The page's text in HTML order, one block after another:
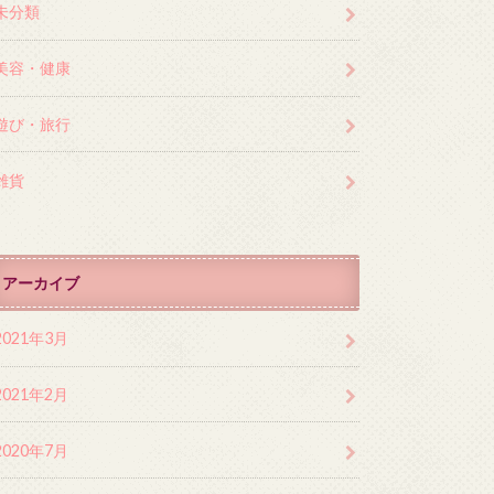
分類
容・健康
び・旅行
貨
アーカイブ
年3月
年2月
年7月